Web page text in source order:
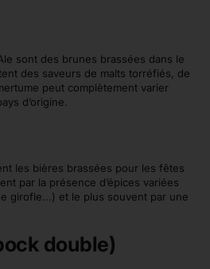
sont des brunes brassées dans le
des saveurs de malts torréfiés, de
peut complètement varier
d’origine.
les bières brassées pour les fêtes
par la présence d’épices variées
girofle...) et le plus souvent par une
double)